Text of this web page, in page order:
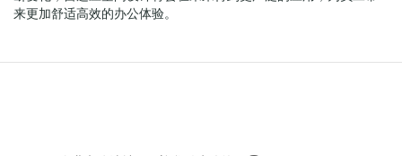
来更加舒适高效的办公体验。